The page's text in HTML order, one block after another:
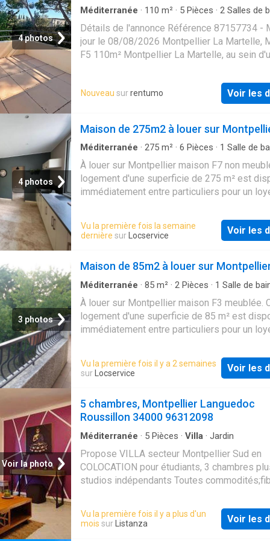
4 photos
Méditerranée · 110 m² · 5 Pièces · 2 Salles de
Détails de l'annonce Référence 87157734 -
jour le 08/08/2026 Montpellier La Martelle,
F5 110m² Montpellier La Martelle, au sein
au calme, une maison de type F5 de 110m²
sur un terrain de 292m². Elle se compose en
chaussée: d'une entrée, d'un séjour/cuisine
l'étage, 4 chambres dont une avec terrasse
dégagée, une salle de bains, une salle d'eau
indépendants. Un garage de 18m², un carport
cellier complètent ce bien. Les plus:
arboré, au calme, proche des commodités !
1800.00 € Honoraires charge locataire: 1430
TTC dont honoraires état des lieux: 330 €
de garantie: 1800 € Voir plus
Nouveau surrentumo Voir les
4 photos
Maison de 275m2 à louer sur
Méditerranée · 275 m² · 6 Pièces · 1 Salle de
Maison
À louer sur Montpellier maison F7 non
logement d'une superficie de 275 m² est
immédiatement entre particuliers pour un
Vu la première fois la semaine
dernière sur Locservice Voir les
3 photos
Maison de 85m2 à louer sur
Méditerranée · 85 m² · 2 Pièces · 1 Salle de
Maison
À louer sur Montpellier maison F3 meublée.
logement d'une superficie de 85 m² est
immédiatement entre particuliers pour un
Vu la première fois il y a 2 semaines
sur
Locservice Voir les
Voir la photo
5 chambres, Montpellier Languedoc
Roussillon 34000 96312098
Méditerranée · 5 Pièces · Villa · Jardin
Propose VILLA secteur Montpellier Sud en
COLOCATION pour étudiants, 3 chambres
studios indépendants Toutes
chaque chambre. A partir de 540 EUR/mois
charges comprises - MailCette annonce
proposée par Groupement Immobilier -
Vu la première fois il y a plus d'un
mois sur Listanza Voir les